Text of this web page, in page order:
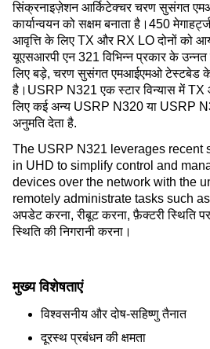
सिंक्रनाइज़ेशन आर्किटेक्चर चरण सुसंगत
कार्यान्वयन को सक्षम बनाता है।450
आवृत्ति के लिए TX और RX LO दोनों को
यूएसआरपी एन 321 विभिन्न प्रकार के
लिए बड़े, चरण सुसंगत एमआईएमओ टेस्टबेड के
है।USRP N321 एक स्टार विन्यास में TX
लिए कई अन्य USRP N320 या USRP
अनुमति देता है.
The USRP N321 leverages recent
in UHD to simplify control and
devices over the network with the
remotely administrate tasks such
अपडेट करना, रीबूट करना, फ़ैक्टरी स्थिति
स्थिति की निगरानी करना।
मुख्य विशेषताएं
विश्वसनीय और दोष-सहिष्णु तैनात
दूरस्थ प्रबंधन की क्षमता